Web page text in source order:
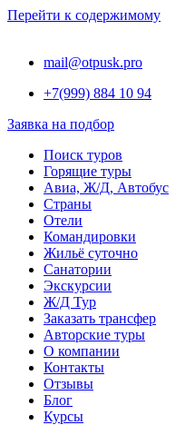
Перейти к содержимому
mail@otpusk.pro
+7(999) 884 10 94
Заявка на подбор
Поиск туров
Горящие туры
Авиа, Ж/Д, Автобус
Страны
Отели
Командировки
Жильё суточно
Санатории
Экскурсии
Ж/Д Тур
Заказать трансфер
Авторские туры
О компании
Контакты
Отзывы
Блог
Курсы